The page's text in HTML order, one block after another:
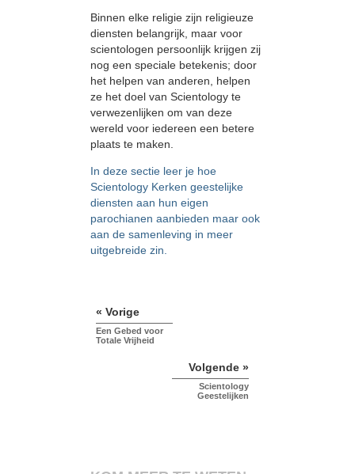
Binnen elke religie zijn religieuze
diensten belangrijk, maar voor
scientologen persoonlijk krijgen zij
nog een speciale betekenis; door
het helpen van anderen, helpen
ze het doel van Scientology te
verwezenlijken om van deze
wereld voor iedereen een betere
plaats te maken.
In deze sectie leer je hoe
Scientology Kerken geestelijke
diensten aan hun eigen
parochianen aanbieden maar ook
aan de samenleving in meer
uitgebreide zin.
« Vorige
Een Gebed voor
Totale Vrijheid
Volgende »
Scientology
Geestelijken